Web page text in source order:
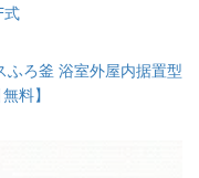
式
ろ釜 浴室外屋内据置型
料】